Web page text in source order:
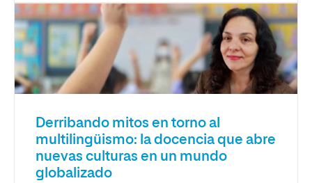
Derribando mitos en torno al
multilingüismo: la docencia que abre
nuevas culturas en un mundo
globalizado